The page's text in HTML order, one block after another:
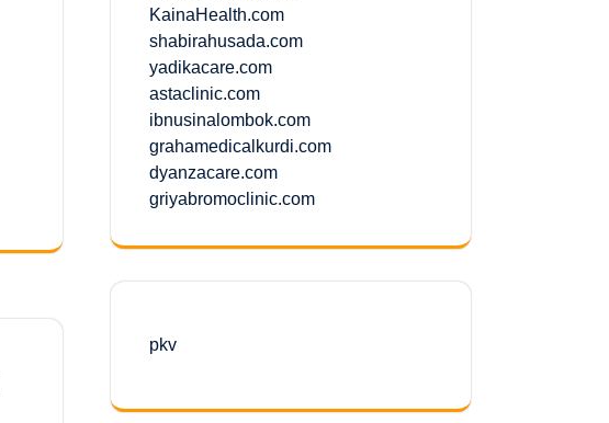
KainaHealth.com
shabirahusada.com
yadikacare.com
astaclinic.com
ibnusinalombok.com
grahamedicalkurdi.com
dyanzacare.com
griyabromoclinic.com
pkv